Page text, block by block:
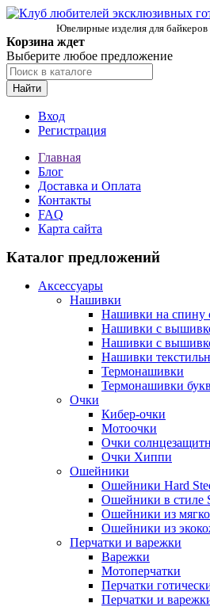
Ювелирные изделия для
Корзина ждет
Выберите любое предложение
Найти
Вход
Регистрация
Главная
Блог
Доставка и Оплата
Контакты
FAQ
Карта сайта
Каталог предложений
Аксессуары
Нашивки
Нашивки на спину
Нашивки с
Нашивки с
Нашивки
Термонашивки
Термонашивки
Очки
Кибер-очки
Мотоочки
Очки
Очки Хиппи
Ошейники
Ошейники Hard
Ошейники в стиле
Ошейники из
Ошейники из
Перчатки и варежки
Варежки
Мотоперчатки
Перчатки
Перчатки и